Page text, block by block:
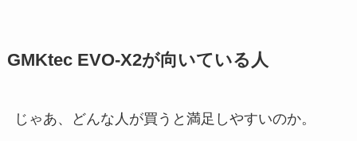
GMKtec EVO-X2が向いている人
じゃあ、どんな人が買うと満足しやすいのか。